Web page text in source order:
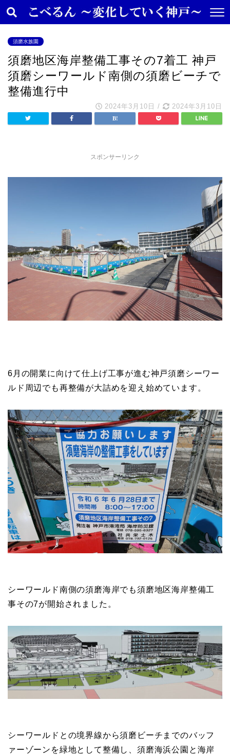
須磨水族園
須磨地区海岸整備工事その7着工 神戸
須磨シーワールド南側の須磨ビーチで
整備進行中
2024年3月10日 / 2024年3月10日
スポンサーリンク
6月の開業に向けて仕上げ工事が進む神戸須磨シーワー
ルド周辺でも再整備が大詰めを迎え始めています。
シーワールド南側の須磨海岸でも須磨地区海岸整備工
事その7が開始されました。
シーワールドとの境界線から須磨ビーチまでのバッフ
ァーゾーンを緑地として整備し、須磨海浜公園と海岸